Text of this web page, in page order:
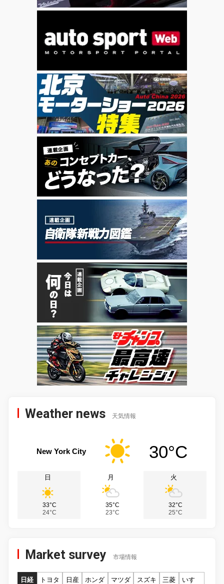
Weather news 天気情報
New York City 30°C
日
33°C
24°C
月
35°C
23°C
火
32°C
25°C
Market survey 市場情報
日経 トヨタ 日産 ホンダ マツダ スズキ 三菱
いすゞ